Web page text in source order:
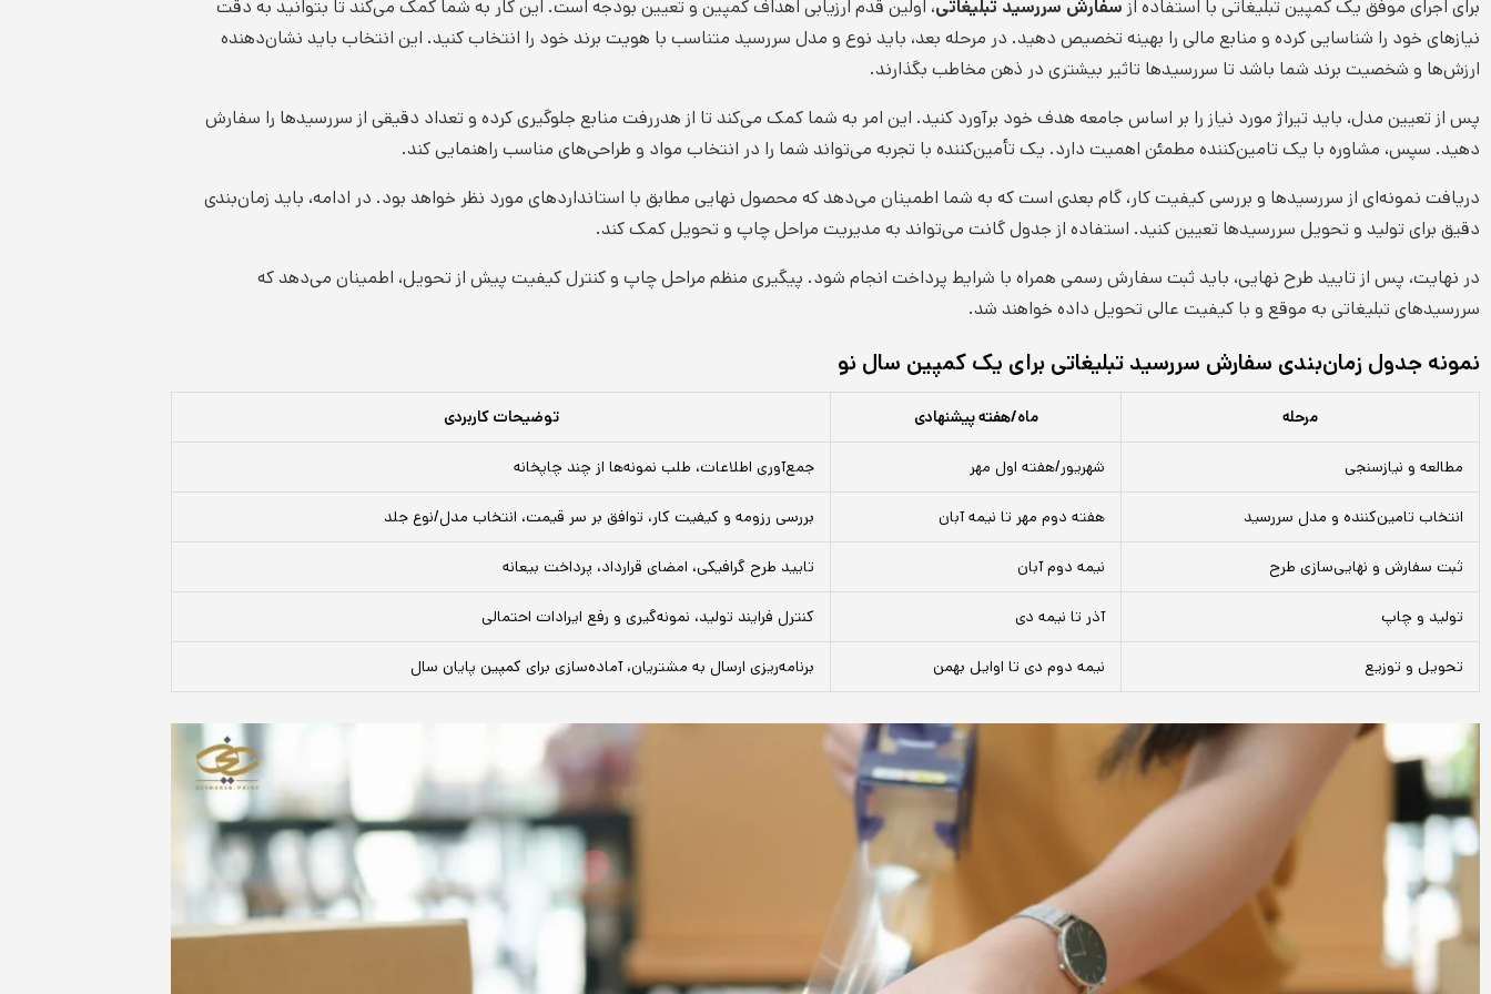
برای اجرای موفق یک کمپین تبلیغاتی با استفاده از سفارش سررسید تبلیغاتی، اولین قدم ارزیابی اهداف کمپین و تعیین بودجه است. این کار به شما کمک می‌کند تا بتوانید به دقت
نیازهای خود را شناسایی کرده و منابع مالی را بهینه تخصیص دهید. در مرحله بعد، باید نوع و مدل سررسید متناسب با هویت برند خود را انتخاب کنید. این انتخاب باید نشان‌دهنده
ارزش‌ها و شخصیت برند شما باشد تا سررسیدها تاثیر بیشتری در ذهن مخاطب بگذارند.
پس از تعیین مدل، باید تیراژ مورد نیاز را بر اساس جامعه هدف خود برآورد کنید. این امر به شما کمک می‌کند تا از هدررفت منابع جلوگیری کرده و تعداد دقیقی از سررسیدها را سفارش
دهید. سپس، مشاوره با یک تامین‌کننده مطمئن اهمیت دارد. یک تأمین‌کننده با تجربه می‌تواند شما را در انتخاب مواد و طراحی‌های مناسب راهنمایی کند.
دریافت نمونه‌ای از سررسیدها و بررسی کیفیت کار، گام بعدی است که به شما اطمینان می‌دهد که محصول نهایی مطابق با استانداردهای مورد نظر خواهد بود. در ادامه، باید زمان‌بندی
دقیق برای تولید و تحویل سررسیدها تعیین کنید. استفاده از جدول گانت می‌تواند به مدیریت مراحل چاپ و تحویل کمک کند.
در نهایت، پس از تایید طرح نهایی، باید ثبت سفارش رسمی همراه با شرایط پرداخت انجام شود. پیگیری منظم مراحل چاپ و کنترل کیفیت پیش از تحویل، اطمینان می‌دهد که
سررسیدهای تبلیغاتی به موقع و با کیفیت عالی تحویل داده خواهند شد.
نمونه جدول زمان‌بندی سفارش سررسید تبلیغاتی برای یک کمپین سال نو
مرحله ماه/هفته پیشنهادی توضیحات کاربردی
مطالعه و نیازسنجی شهریور/هفته اول مهر جمع‌آوری اطلاعات، طلب نمونه‌ها از چند چاپخانه
انتخاب تامین‌کننده و مدل سررسید هفته دوم مهر تا نیمه آبان بررسی رزومه و کیفیت کار، توافق بر سر قیمت، انتخاب مدل/نوع جلد
ثبت سفارش و نهایی‌سازی طرح نیمه دوم آبان تایید طرح گرافیکی، امضای قرارداد، پرداخت بیعانه
تولید و چاپ آذر تا نیمه دی کنترل فرایند تولید، نمونه‌گیری و رفع ایرادات احتمالی
تحویل و توزیع نیمه دوم دی تا اوایل بهمن برنامه‌ریزی ارسال به مشتریان، آماده‌سازی برای کمپین پایان سال